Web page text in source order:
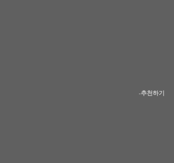
-추천하기